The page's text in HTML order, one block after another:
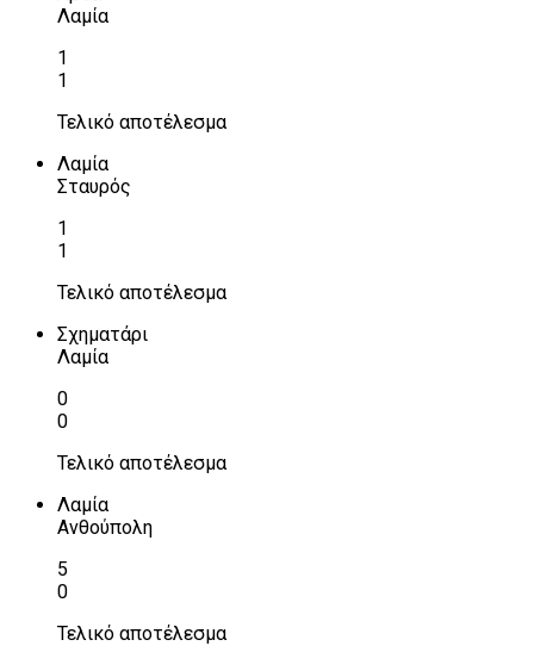
Λαμία
1
1
Τελικό αποτέλεσμα
Λαμία
Σταυρός
1
1
Τελικό αποτέλεσμα
Σχηματάρι
Λαμία
0
0
Τελικό αποτέλεσμα
Λαμία
Ανθούπολη
5
0
Τελικό αποτέλεσμα